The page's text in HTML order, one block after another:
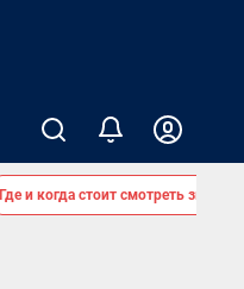
Где и когда стоит смотреть